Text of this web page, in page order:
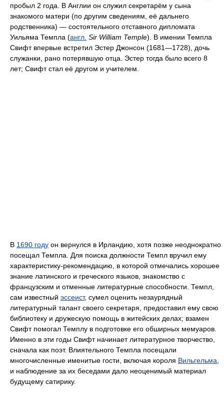
пробыл 2 года. В Англии он служил секретарём у сына
знакомого матери (по другим сведениям, её дальнего
родственника) — состоятельного отставного дипломата
Уильяма Темпла (англ. Sir William Temple). В имении Темпла
Свифт впервые встретил Эстер Джонсон (1681—1728), дочь
служанки, рано потерявшую отца. Эстер тогда было всего 8
лет; Свифт стал её другом и учителем.
В 1690 году он вернулся в Ирландию, хотя позже неоднократно
посещал Темпла. Для поиска должности Темпл вручил ему
характеристику-рекомендацию, в которой отмечались хорошее
знание латинского и греческого языков, знакомство с
французским и отменные литературные способности. Темпл,
сам известный эссеист, сумел оценить незаурядный
литературный талант своего секретаря, предоставил ему свою
библиотеку и дружескую помощь в житейских делах; взамен
Свифт помогал Темплу в подготовке его обширных мемуаров.
Именно в эти годы Свифт начинает литературное творчество,
сначала как поэт. Влиятельного Темпла посещали
многочисленные именитые гости, включая короля Вильгельма
и наблюдение за их беседами дало неоценимый материал
будущему сатирику.